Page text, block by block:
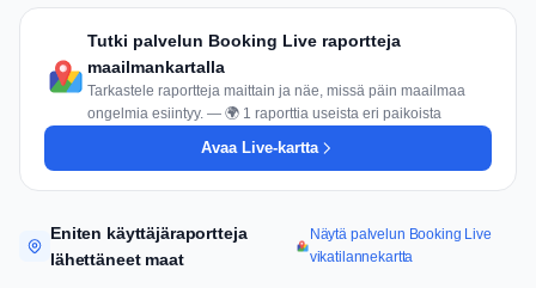
Tutki palvelun Booking Live raportteja
maailmankartalla
Tarkastele raportteja maittain ja näe, missä päin maailmaa
ongelmia esiintyy. — 🌍 1 raporttia useista eri paikoista
Avaa Live-kartta
Eniten käyttäjäraportteja
lähettäneet maat
Näytä palvelun Booking Live
vikatilannekartta